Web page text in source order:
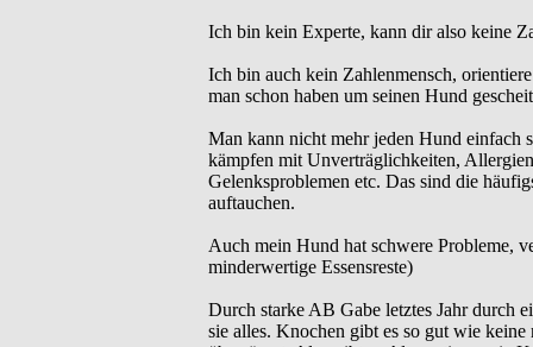
Ich bin kein Experte, kann dir also keine
Ich bin auch kein Zahlenmensch,
man schon haben um seinen Hund
Man kann nicht mehr jeden Hund einfach
kämpfen mit Unverträglichkeiten,
Gelenksproblemen etc. Das sind die
auftauchen.
Auch mein Hund hat schwere Probleme,
minderwertige Essensreste)
Durch starke AB Gabe letztes Jahr durch
sie alles. Knochen gibt es so gut wie